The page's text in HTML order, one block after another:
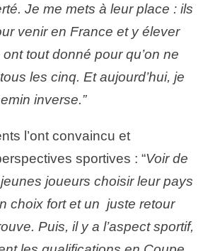
Je me mets à leur place : ils
venir en France et y élever
tout donné pour qu’on ne
les cinq. Et aujourd’hui, je
inverse.”
l’ont convaincu et
sportives : “Voir de
joueurs choisir leur pays
choix fort et un juste retour
Puis, il y a l’aspect sportif,